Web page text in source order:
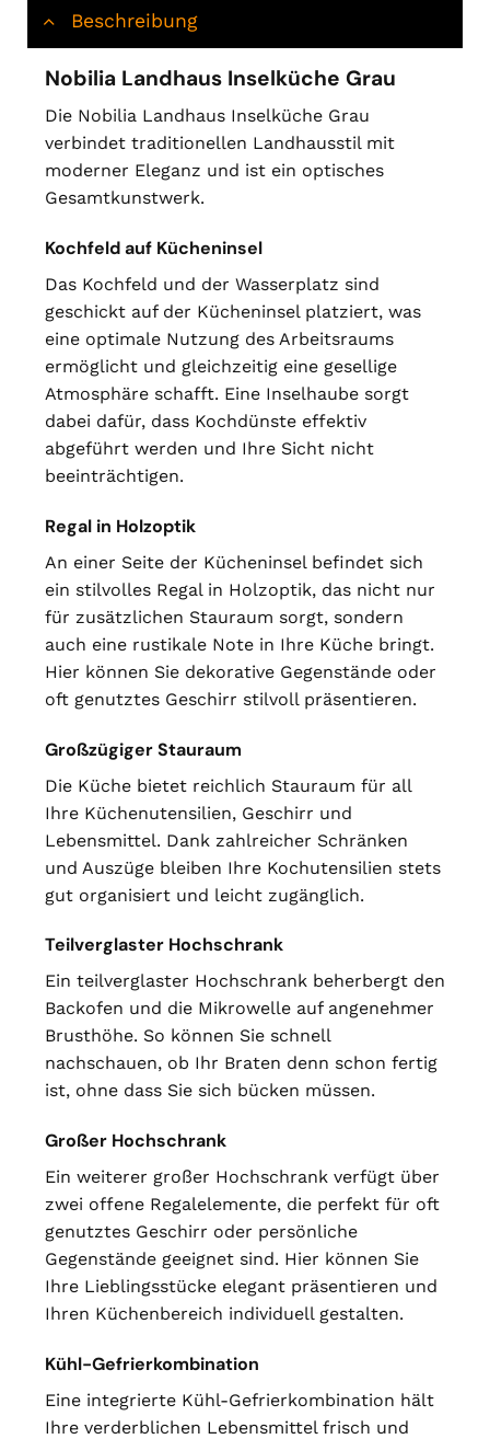
Beschreibung
Nobilia Landhaus Inselküche Grau
Die Nobilia Landhaus Inselküche Grau
verbindet traditionellen Landhausstil mit
moderner Eleganz und ist ein optisches
Gesamtkunstwerk.
Kochfeld auf Kücheninsel
Das Kochfeld und der Wasserplatz sind
geschickt auf der Kücheninsel platziert, was
eine optimale Nutzung des Arbeitsraums
ermöglicht und gleichzeitig eine gesellige
Atmosphäre schafft. Eine Inselhaube sorgt
dabei dafür, dass Kochdünste effektiv
abgeführt werden und Ihre Sicht nicht
beeinträchtigen.
Regal in Holzoptik
An einer Seite der Kücheninsel befindet sich
ein stilvolles Regal in Holzoptik, das nicht nur
für zusätzlichen Stauraum sorgt, sondern
auch eine rustikale Note in Ihre Küche bringt.
Hier können Sie dekorative Gegenstände oder
oft genutztes Geschirr stilvoll präsentieren.
Großzügiger Stauraum
Die Küche bietet reichlich Stauraum für all
Ihre Küchenutensilien, Geschirr und
Lebensmittel. Dank zahlreicher Schränken
und Auszüge bleiben Ihre Kochutensilien stets
gut organisiert und leicht zugänglich.
Teilverglaster Hochschrank
Ein teilverglaster Hochschrank beherbergt den
Backofen und die Mikrowelle auf angenehmer
Brusthöhe. So können Sie schnell
nachschauen, ob Ihr Braten denn schon fertig
ist, ohne dass Sie sich bücken müssen.
Großer Hochschrank
Ein weiterer großer Hochschrank verfügt über
zwei offene Regalelemente, die perfekt für oft
genutztes Geschirr oder persönliche
Gegenstände geeignet sind. Hier können Sie
Ihre Lieblingsstücke elegant präsentieren und
Ihren Küchenbereich individuell gestalten.
Kühl-Gefrierkombination
Eine integrierte Kühl-Gefrierkombination hält
Ihre verderblichen Lebensmittel frisch und